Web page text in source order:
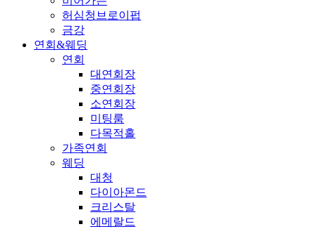
허심청브로이펍
금강
연회&웨딩
연회
대연회장
중연회장
소연회장
미팅룸
다목적홀
가족연회
웨딩
대청
다이아몬드
크리스탈
에메랄드